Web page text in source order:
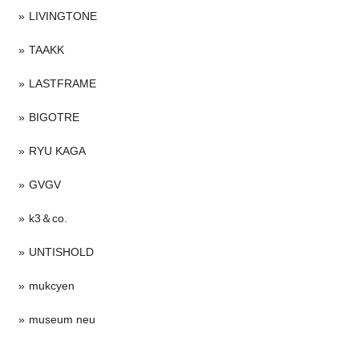
LIVINGTONE
TAAKK
LASTFRAME
BIGOTRE
RYU KAGA
GVGV
k3＆co.
UNTISHOLD
mukcyen
museum neu